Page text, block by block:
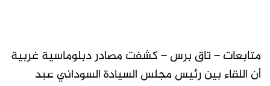
متابعات – تاق برس – كشفت مصادر دبلوماسية غربية
أن اللقاء بين رئيس مجلس السيادة السوداني عبد